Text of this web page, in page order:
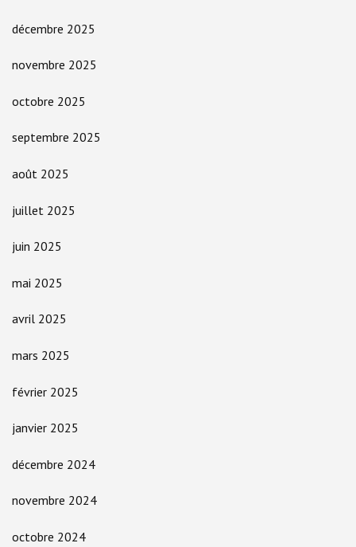
décembre 2025
novembre 2025
octobre 2025
septembre 2025
août 2025
juillet 2025
juin 2025
mai 2025
avril 2025
mars 2025
février 2025
janvier 2025
décembre 2024
novembre 2024
octobre 2024